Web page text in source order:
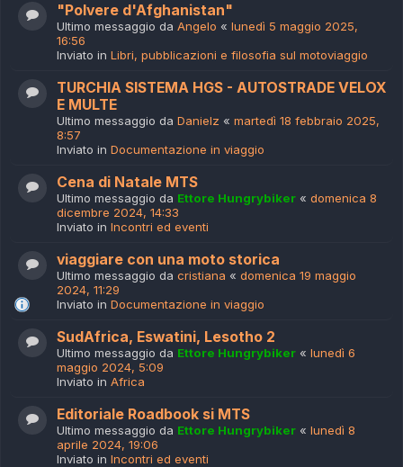
"Polvere d'Afghanistan"
Ultimo messaggio da Angelo « lunedì 5 maggio 2025,
16:56
Inviato in Libri, pubblicazioni e filosofia sul motoviaggio
TURCHIA SISTEMA HGS - AUTOSTRADE VELOX
E MULTE
Ultimo messaggio da Danielz « martedì 18 febbraio 2025,
8:57
Inviato in Documentazione in viaggio
Cena di Natale MTS
Ultimo messaggio da Ettore Hungrybiker « domenica 8
dicembre 2024, 14:33
Inviato in Incontri ed eventi
viaggiare con una moto storica
Ultimo messaggio da cristiana « domenica 19 maggio
2024, 11:29
Inviato in Documentazione in viaggio
SudAfrica, Eswatini, Lesotho 2
Ultimo messaggio da Ettore Hungrybiker « lunedì 6
maggio 2024, 5:09
Inviato in Africa
Editoriale Roadbook si MTS
Ultimo messaggio da Ettore Hungrybiker « lunedì 8
aprile 2024, 19:06
Inviato in Incontri ed eventi